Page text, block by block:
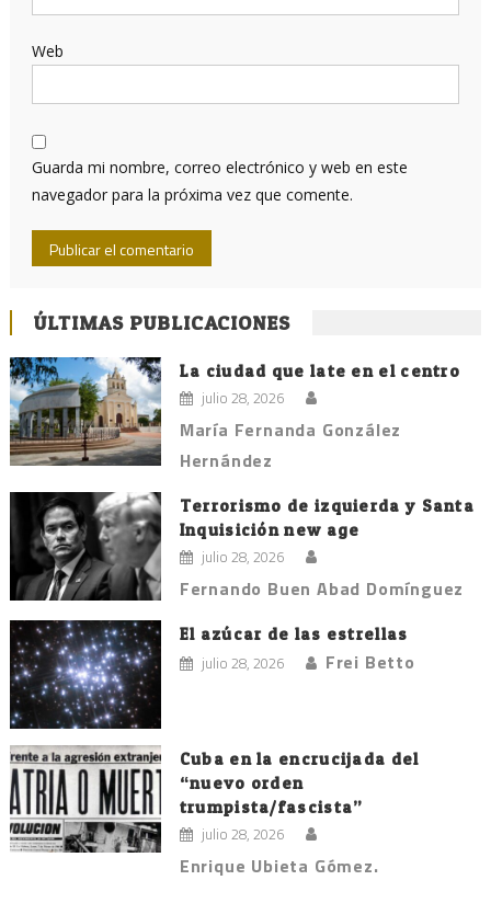
Web
Guarda mi nombre, correo electrónico y web en este
navegador para la próxima vez que comente.
ÚLTIMAS PUBLICACIONES
La ciudad que late en el centro
julio 28, 2026
María Fernanda González
Hernández
Terrorismo de izquierda y Santa
Inquisición new age
julio 28, 2026
Fernando Buen Abad Domínguez
El azúcar de las estrellas
julio 28, 2026 Frei Betto
Cuba en la encrucijada del
“nuevo orden
trumpista/fascista”
julio 28, 2026
Enrique Ubieta Gómez.